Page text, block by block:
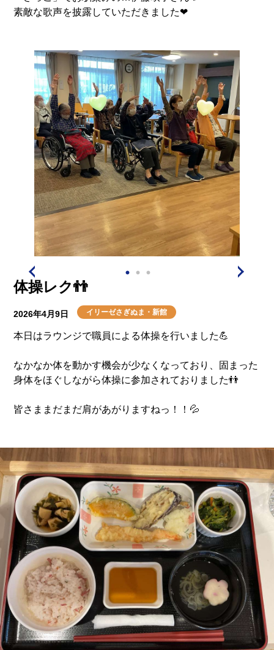
素敵な歌声を披露していただきました❤
体操レク👬
2026年4月9日 イリーゼさぎぬま・新館
本日はラウンジで職員による体操を行いました💪
なかなか体を動かす機会が少なくなっており、固まった
身体をほぐしながら体操に参加されておりました👬
皆さままだまだ肩があがりますねっ！！💦